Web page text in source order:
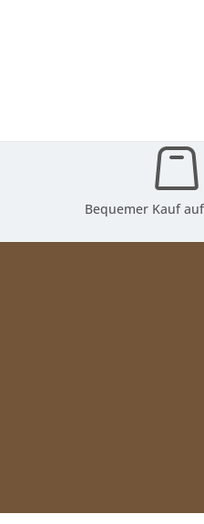
Bequemer Kauf